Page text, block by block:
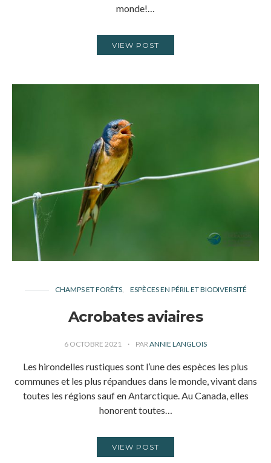
monde!…
VIEW POST
CHAMPS ET FORÊTS ESPÈCES EN PÉRIL ET BIODIVERSITÉ
Acrobates aviaires
6 OCTOBRE 2021 PARANNIE LANGLOIS
Les hirondelles rustiques sont l’une des espèces les plus
communes et les plus répandues dans le monde, vivant dans
toutes les régions sauf en Antarctique. Au Canada, elles
honorent toutes…
VIEW POST